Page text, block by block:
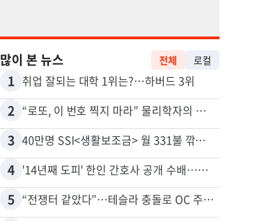
많이 본 뉴스 전체 로컬
1 취업 잘되는 대학 1위는?…하버드 3위
2 “로또, 이 번호 찍지 마라” 물리학자의 당첨금 높이는 비밀
3 40만명 SSI<생활보조금> 월 331불 깎이나
4 '14년째 도피' 한인 간호사 공개 수배…메디케어 사기 유죄
5 “전쟁터 같았다”…테슬라 충돌로 OC 주택 4채 파손